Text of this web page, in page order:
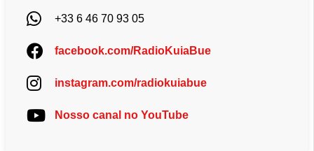
+33 6 46 70 93 05
facebook.com/RadioKuiaBue
instagram.com/radiokuiabue
Nosso canal no YouTube